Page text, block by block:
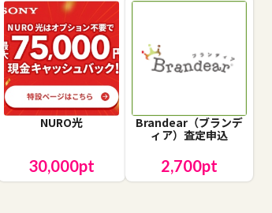
NURO光
30,000pt
Brandear（ブランデ
ィア）査定申込
2,700pt